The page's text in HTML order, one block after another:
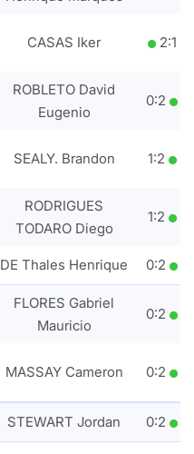
CASAS Iker 2:1
ROBLETO David
Eugenio
0:2
SEALY. Brandon 1:2
RODRIGUES
TODARO Diego
1:2
DE Thales Henrique 0:2
FLORES Gabriel
Mauricio
0:2
MASSAY Cameron 0:2
STEWART Jordan 0:2